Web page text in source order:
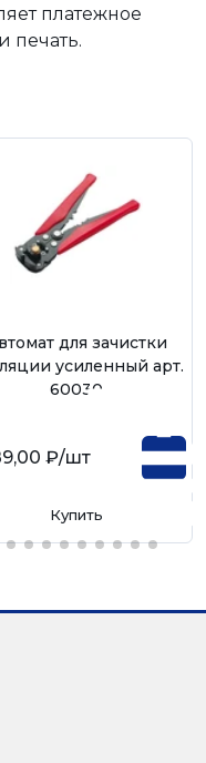
платежное
печать.
для зачистки
усиленный арт.
60030
₽/шт
Купить